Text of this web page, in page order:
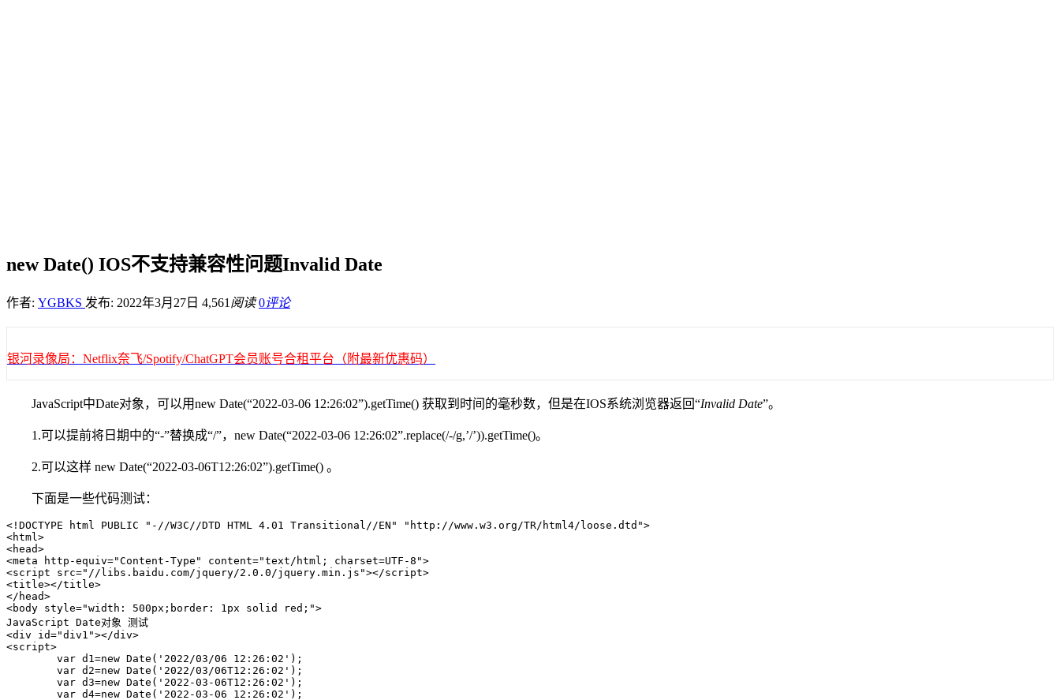
new Date() IOS不支持兼容性问题Invalid Date
作者: YGBKS 发布: 2022年3月27日 4,561 阅读 0评论
银河录像局：Netflix奈飞/Spotify/ChatGPT会员账号合租平台（附最新优惠码）
JavaScript中Date对象，可以用new Date(“2022-03-06 12:26:02”).getTime() 获取到时间的毫秒数，但是在IOS系统浏览器返回“Invalid Date”。
1.可以提前将日期中的“-”替换成“/”，new Date(“2022-03-06 12:26:02”.replace(/-/g,’/’)).getTime()。
2.可以这样 new Date(“2022-03-06T12:26:02”).getTime() 。
下面是一些代码测试：
<!DOCTYPE html PUBLIC "-//W3C//DTD HTML 4.01 Transitional//EN" "http://www.w3.org/TR/html4/loose.dtd">
<html>
<head>
<meta http-equiv="Content-Type" content="text/html; charset=UTF-8">
<script src="//libs.baidu.com/jquery/2.0.0/jquery.min.js"></script>
<title></title>
</head>
<body style="width: 500px;border: 1px solid red;">
JavaScript Date对象 测试
<div id="div1"></div>
<script>